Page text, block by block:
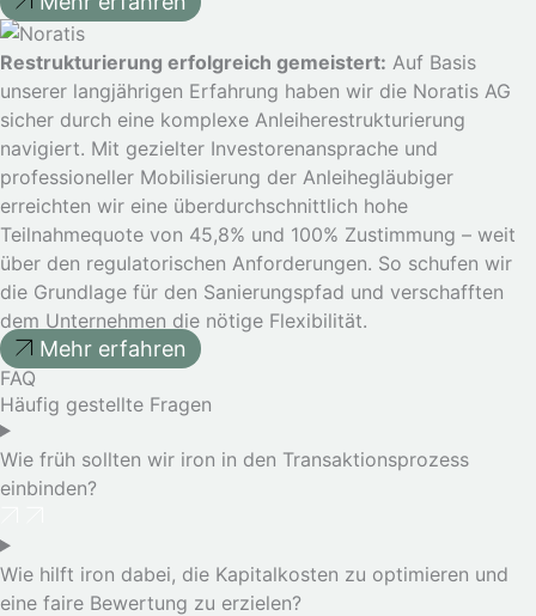
Restrukturierung erfolgreich gemeistert: Auf Basis
unserer langjährigen Erfahrung haben wir die Noratis AG
sicher durch eine komplexe Anleiherestrukturierung
navigiert. Mit gezielter Investorenansprache und
professioneller Mobilisierung der Anleihegläubiger
erreichten wir eine überdurchschnittlich hohe
Teilnahmequote von 45,8% und 100% Zustimmung – weit
über den regulatorischen Anforderungen. So schufen wir
die Grundlage für den Sanierungspfad und verschafften
dem Unternehmen die nötige Flexibilität.
Mehr erfahren
FAQ
Häufig gestellte Fragen
Wie früh sollten wir iron in den Transaktionsprozess
einbinden?
Wie hilft iron dabei, die Kapitalkosten zu optimieren und
eine faire Bewertung zu erzielen?